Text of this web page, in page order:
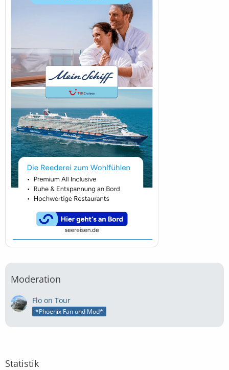
Moderation
Flo on Tour
*Phoenix Fan und Mod*
Statistik